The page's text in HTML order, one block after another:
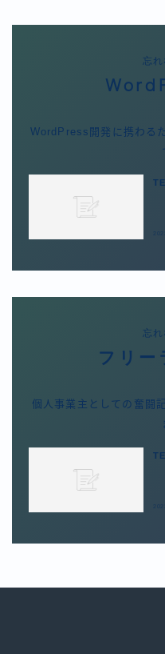
忘れ
WordPress開発に携わる
忘れ
フリー
個人事業主としての奮闘